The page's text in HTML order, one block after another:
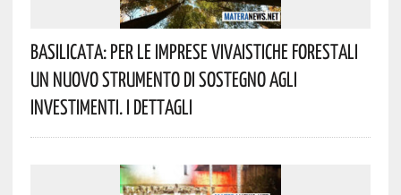
Basilicata: Per Le Imprese Vivaistiche Forestali
Un Nuovo Strumento Di Sostegno Agli
Investimenti. I Dettagli